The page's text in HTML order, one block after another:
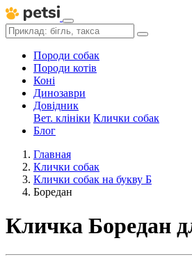
Породи собак
Породи котів
Коні
Динозаври
Довідник
Вет. клініки Клички собак
Блог
Главная
Клички собак
Клички собак на букву Б
Боредан
Кличка Боредан